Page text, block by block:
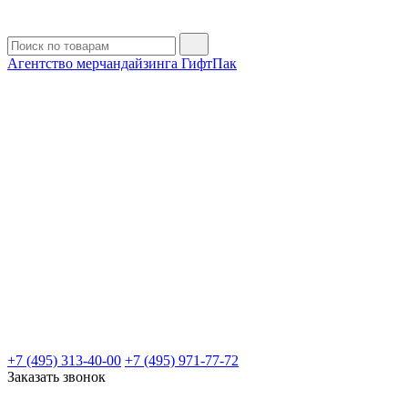
Агентство мерчандайзинга ГифтПак
+7 (495) 313-40-00 +7 (495) 971-77-72
Заказать звонок